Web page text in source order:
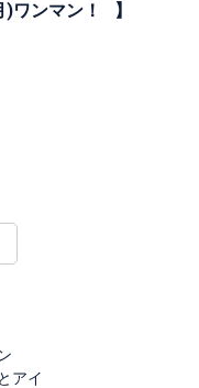
ワンマン！⠀】
アイ